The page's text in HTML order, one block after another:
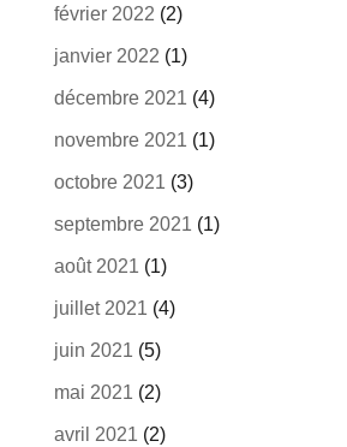
février 2022 (2)
janvier 2022 (1)
décembre 2021 (4)
novembre 2021 (1)
octobre 2021 (3)
septembre 2021 (1)
août 2021 (1)
juillet 2021 (4)
juin 2021 (5)
mai 2021 (2)
avril 2021 (2)